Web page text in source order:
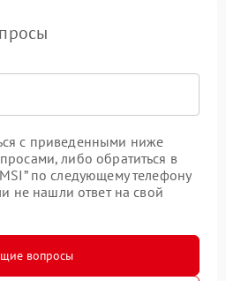
с приведенными ниже
либо обратиться в
по следующему телефону
не нашли ответ на свой
вопросы